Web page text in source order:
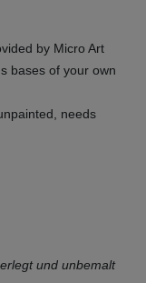
by Micro Art
bases of your own
needs
und unbemalt